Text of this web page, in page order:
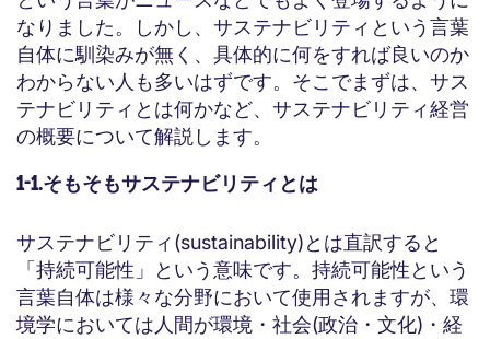
なりました。しかし、サステナビリティという言葉
自体に馴染みが無く、具体的に何をすれば良いのか
わからない人も多いはずです。そこでまずは、サス
テナビリティとは何かなど、サステナビリティ経営
の概要について解説します。
1-1.そもそもサステナビリティとは
サステナビリティ(sustainability)とは直訳すると
「持続可能性」という意味です。持続可能性という
言葉自体は様々な分野において使用されますが、環
境学においては人間が環境・社会(政治・文化)・経